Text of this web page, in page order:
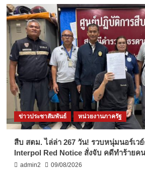
ข่าวประชาสัมพันธ์ หน่วยงานภาครัฐ
สืบ สตม. ไล่ล่า 267 วัน! รวบหนุ่มนอร์เว
Interpol Red Notice สั่งจับ คดีทำร้ายค
admin2 09/08/2026